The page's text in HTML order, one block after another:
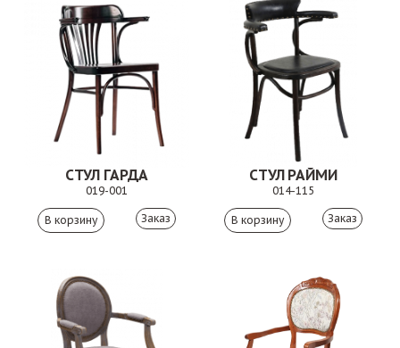
СТУЛ ГАРДА
019-001
Заказ
СТУЛ РАЙМИ
014-115
Заказ